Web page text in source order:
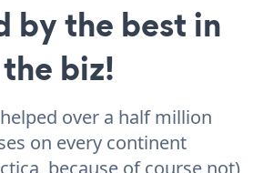
by the best in
the biz!
helped over a half million
on every continent
because of course not)